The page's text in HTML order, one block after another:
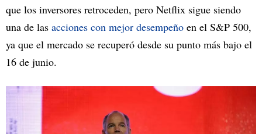
que los inversores retroceden, pero Netflix sigue siendo
una de las acciones con mejor desempeño en el S&P 500,
ya que el mercado se recuperó desde su punto más bajo el
16 de junio.